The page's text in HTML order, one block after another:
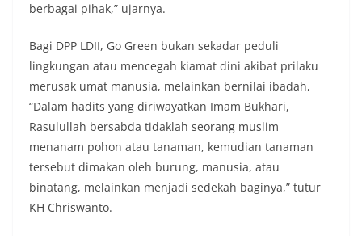
berbagai pihak,” ujarnya.
Bagi DPP LDII, Go Green bukan sekadar peduli
lingkungan atau mencegah kiamat dini akibat prilaku
merusak umat manusia, melainkan bernilai ibadah,
“Dalam hadits yang diriwayatkan Imam Bukhari,
Rasulullah bersabda tidaklah seorang muslim
menanam pohon atau tanaman, kemudian tanaman
tersebut dimakan oleh burung, manusia, atau
binatang, melainkan menjadi sedekah baginya,” tutur
KH Chriswanto.